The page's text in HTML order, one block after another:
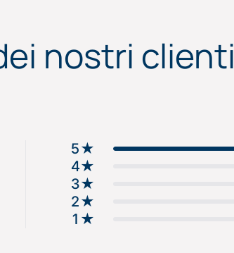
nostri clienti
5★
4★
3★
2★
1 ★